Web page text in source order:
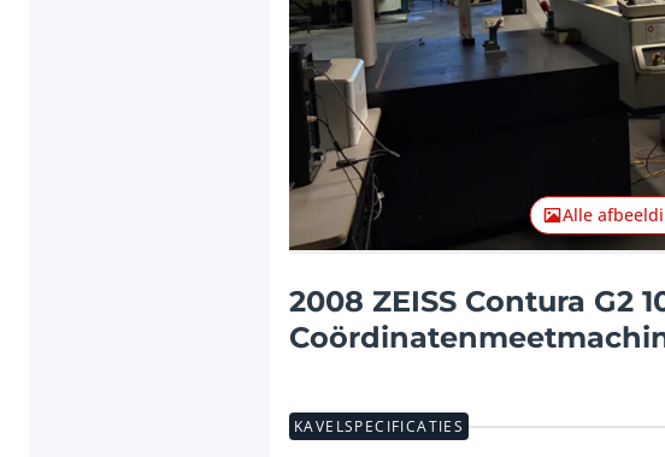
Alle
2008 ZEISS Contura G2
KAVELSPECIFICATIES